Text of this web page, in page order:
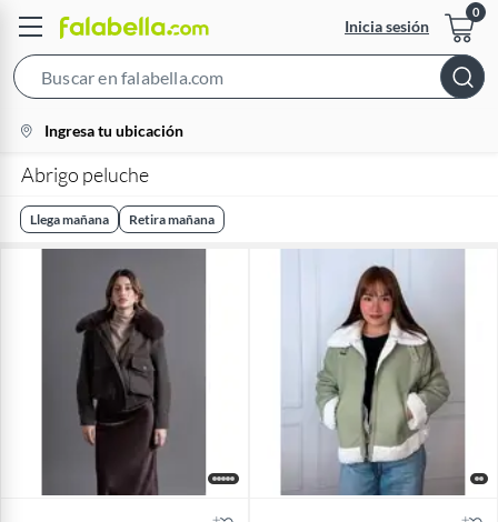
Inicia sesión
Bar
location-
icon
Ingresa tu ubicación
Abrigo peluche
Llega mañana Retira mañana